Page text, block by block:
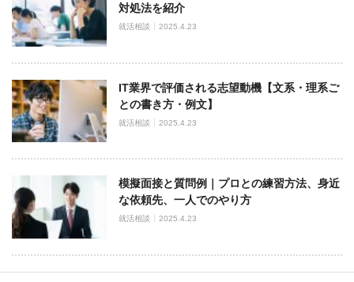
対処法を紹介
就活相談 2025.4.23
IT業界で評価される志望動機【文系・理系ご
との書き方・例文】
就活相談 2025.4.23
模擬面接と質問例｜プロとの練習方法、身近
な依頼先、一人でのやり方
就活相談 2025.4.23